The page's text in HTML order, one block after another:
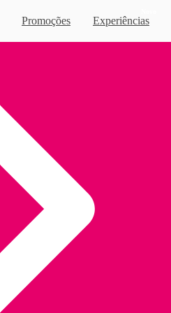
Promoções Experiências